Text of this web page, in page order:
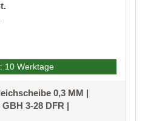
10 Werktage
0,3 MM |
3-28 DFR |